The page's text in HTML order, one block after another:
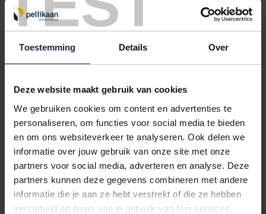
Toestemming Details Over
Deze website maakt gebruik van cookies
We gebruiken cookies om content en advertenties te
personaliseren, om functies voor social media te bieden
en om ons websiteverkeer te analyseren. Ook delen we
informatie over jouw gebruik van onze site met onze
partners voor social media, adverteren en analyse. Deze
partners kunnen deze gegevens combineren met andere
informatie die je aan ze hebt verstrekt of die ze hebben
verzameld op basis van je gebruik van hun services.
Kadozakjes